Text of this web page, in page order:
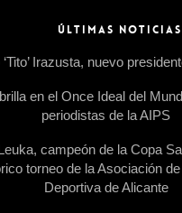
ÚLTIMAS NOTICIAS
‘Tito’ Irazusta, nuevo
en el Once Ideal del
periodistas de la AIPS
campeón de la Copa
torneo de la Asociación
Deportiva de Alicante